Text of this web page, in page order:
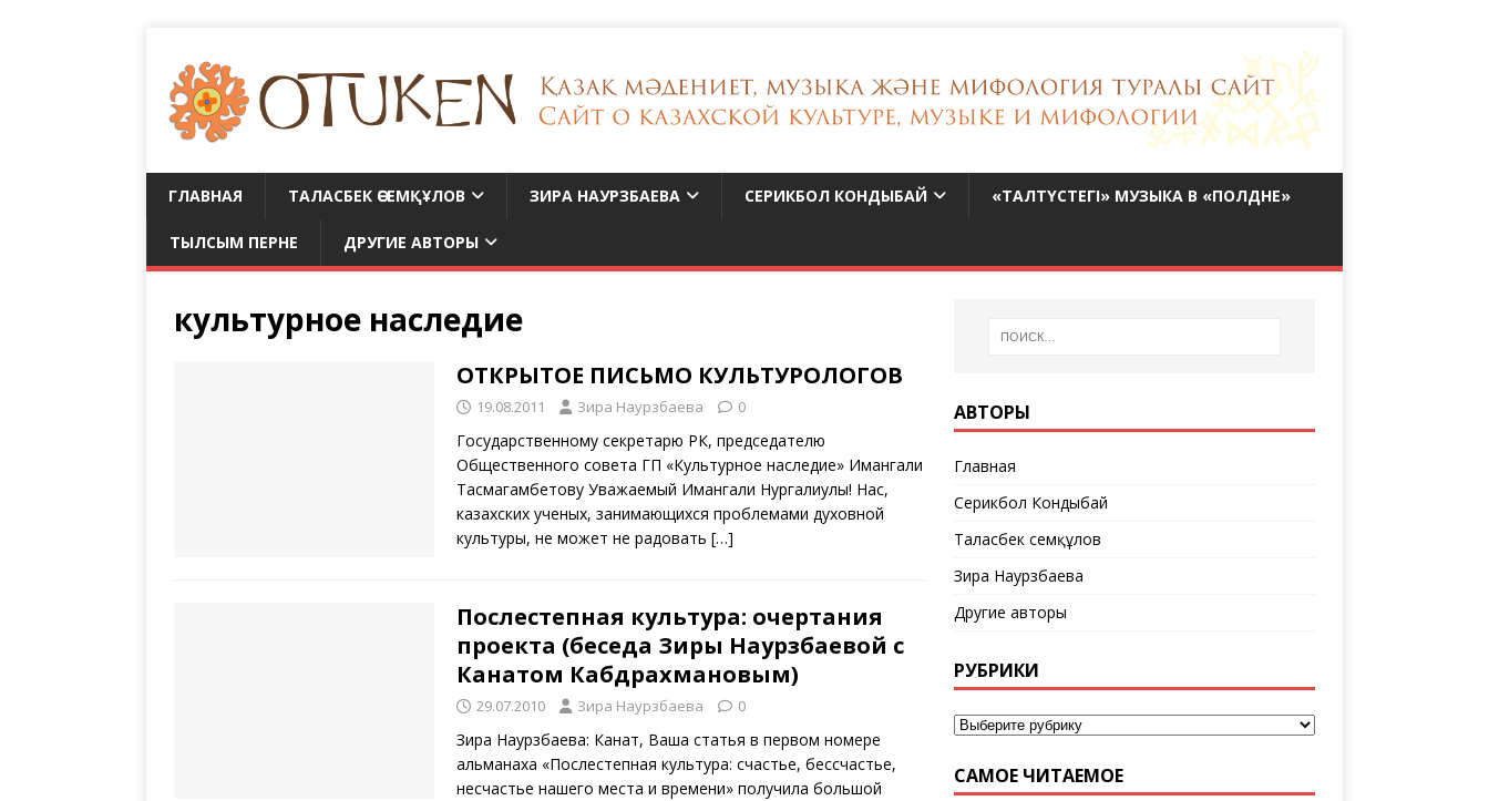
ГЛАВНАЯ ТАЛАСБЕК ӘСЕМҚҰЛОВ ЗИРА НАУРЗБАЕВА СЕРИКБОЛ КОНДЫБАЙ «ТАЛТҮСТЕГІ» МУЗЫКА В «ПОЛДНЕ»
ТЫЛСЫМ ПЕРНЕ ДРУГИЕ АВТОРЫ
культурное наследие
ОТКРЫТОЕ ПИСЬМО КУЛЬТУРОЛОГОВ
19.08.2011 Зира Наурзбаева 0
Государственному секретарю РК, председателю
Общественного совета ГП «Культурное наследие» Имангали
Тасмагамбетову Уважаемый Имангали Нургалиулы! Нас,
казахских ученых, занимающихся проблемами духовной
культуры, не может не радовать […]
Послестепная культура: очертания
проекта (беседа Зиры Наурзбаевой с
Канатом Кабдрахмановым)
29.07.2010 Зира Наурзбаева 0
Зира Наурзбаева: Канат, Ваша статья в первом номере
альманаха «Послестепная культура: счастье, бессчастье,
несчастье нашего места и времени» получила большой
АВТОРЫ
Главная
Серикбол Кондыбай
Таласбек Әсемқұлов
Зира Наурзбаева
Другие авторы
РУБРИКИ
САМОЕ ЧИТАЕМОЕ